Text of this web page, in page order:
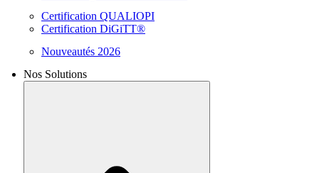
Certification QUALIOPI
Certification DiGiTT®
Nouveautés 2026
Nos Solutions